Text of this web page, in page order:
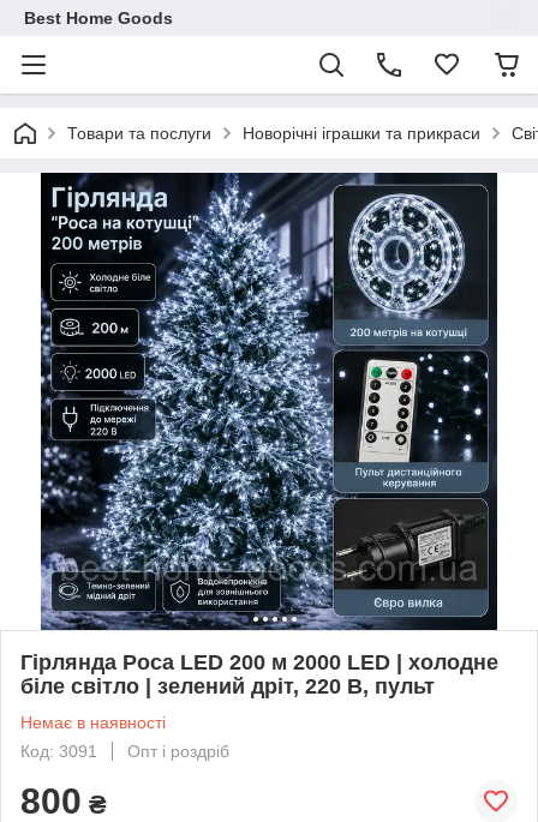
Best Home Goods
Товари та послуги Новорічні іграшки та прикраси
Гірлянда Роса LED 200 м 2000 LED | холодне
біле світло | зелений дріт, 220 В, пульт
Немає в наявності
Код: 3091
Опт і роздріб
800 ₴